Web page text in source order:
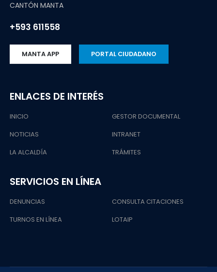
CANTÓN MANTA
+593 611558
MANTA APP PORTAL CIUDADANO
ENLACES DE INTERÉS
INICIO
NOTICIAS
LA ALCALDÍA
GESTOR DOCUMENTAL
INTRANET
TRÁMITES
SERVICIOS EN LÍNEA
DENUNCIAS
TURNOS EN LÍNEA
CONSULTA CITACIONES
LOTAIP